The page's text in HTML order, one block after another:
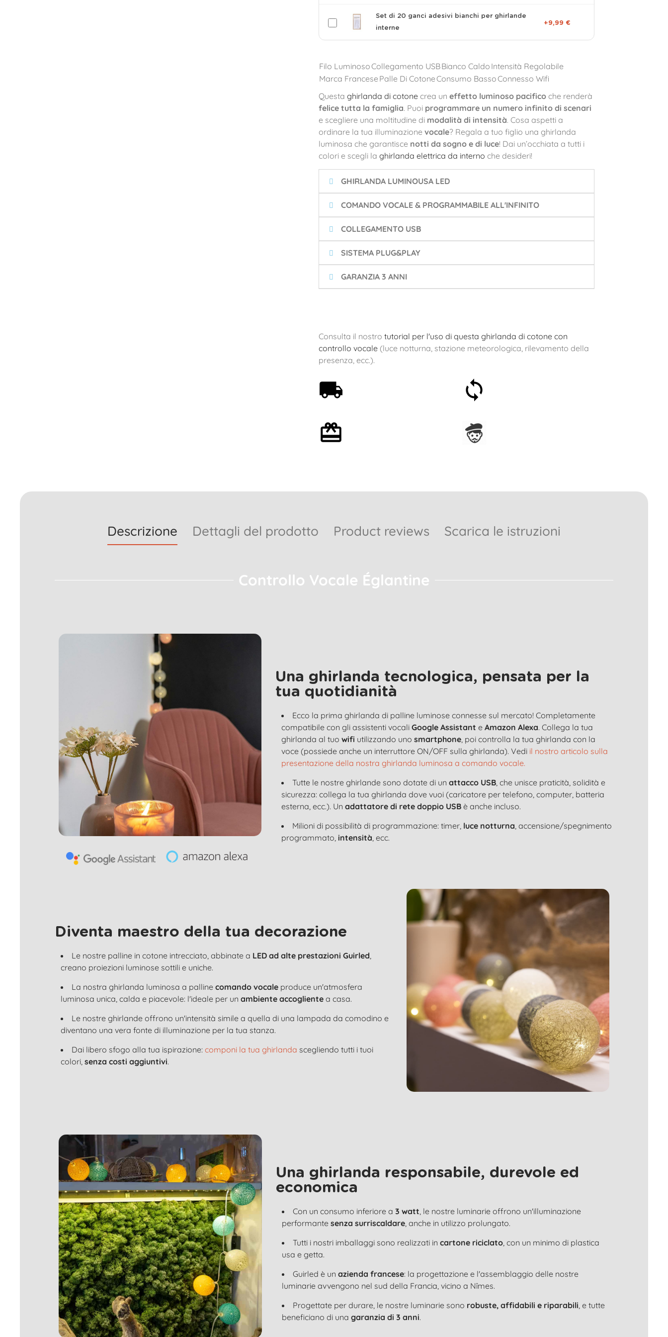
Set di 20 ganci adesivi bianchi per ghirlande
interne
+9,99 €
Filo LuminosoCollegamento USBBianco Caldo Intensità Regolabile
Marca Francese Palle Di CotoneConsumo BassoConnesso Wifi
Questa ghirlanda di cotonecrea un effetto luminoso pacificoche renderà
felice tutta la famiglia. Puoi programmare un numero infinito di scenari
e scegliere una moltitudine di modalità di intensità. Cosa aspetti a
ordinare la tua illuminazione vocale? Regala a tuo figlio una ghirlanda
luminosa che garantisce notti da sogno e di luce! Dai un’occhiata a tutti i
colori e scegli la ghirlanda elettrica da interno che desideri!
GHIRLANDA LUMINOUSA LED
COMANDO VOCALE & PROGRAMMABILE ALL'INFINITO
COLLEGAMENTO USB
SISTEMA PLUG&PLAY
GARANZIA 3 ANNI
Consulta il nostro tutorial per l'uso di questa ghirlanda di cotone con
controllo vocale(luce notturna, stazione meteorologica, rilevamento della
presenza, ecc.).
Descrizione Dettagli del prodotto Product reviews Scarica le istruzioni
Controllo Vocale Églantine
Una ghirlanda tecnologica, pensata per la
tua quotidianità
Ecco la prima ghirlanda di palline luminose connesse sul mercato! Completamente
compatibile con gli assistenti vocaliGoogle Assistant eAmazon Alexa. Collega la tua
ghirlanda al tuowifi utilizzando unosmartphone, poi controlla la tua ghirlanda con la
voce (possiede anche un interruttore ON/OFF sulla ghirlanda). Vedi il nostro articolo sulla
presentazione della nostra ghirlanda luminosa a comando vocale.
Tutte le nostre ghirlande sono dotate di unattacco USB, che unisce praticità, solidità e
sicurezza: collega la tua ghirlanda dove vuoi (caricatore per telefono, computer, batteria
esterna, ecc.). Unadattatore di rete doppio USB è anche incluso.
Milioni di possibilità di programmazione: timer, luce notturna, accensione/spegnimento
programmato, intensità, ecc.
Diventa maestro della tua decorazione
Le nostre palline in cotone intrecciato, abbinate a LED ad alte prestazioni Guirled,
creano proiezioni luminose sottili e uniche.
La nostra ghirlanda luminosa a palline comando vocale produce un'atmosfera
luminosa unica, calda e piacevole: l'ideale per un ambiente accogliente a casa.
Le nostre ghirlande offrono un'intensità simile a quella di una lampada da comodino e
diventano una vera fonte di illuminazione per la tua stanza.
Dai libero sfogo alla tua ispirazione: componi la tua ghirlanda scegliendo tutti i tuoi
colori, senza costi aggiuntivi.
Una ghirlanda responsabile, durevole ed
economica
Con un consumo inferiore a 3 watt , le nostre luminarie offrono un'illuminazione
performante senza surriscaldare, anche in utilizzo prolungato.
Tutti i nostri imballaggi sono realizzati in cartone riciclato, con un minimo di plastica
usa e getta.
Guirled è un azienda francese: la progettazione e l'assemblaggio delle nostre
luminarie avvengono nel sud della Francia, vicino a Nîmes.
Progettate per durare, le nostre luminarie sono robuste, affidabili e riparabili , e tutte
beneficiano di una garanzia di 3 anni.